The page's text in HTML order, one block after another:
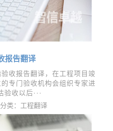
报告翻译
收报告翻译，在工程项目竣
专门验收机构会组织专家进
验收以后···
类： 工程翻译